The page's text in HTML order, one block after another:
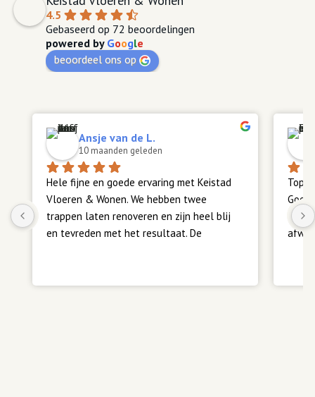
4.5
Gebaseerd op 72 beoordelingen
powered by Google
beoordeel ons op
Ansje van de L.
10 maanden geleden
Hele fijne en goede ervaring met Keistad
Vloeren & Wonen. We hebben twee
trappen laten renoveren en zijn heel blij
en tevreden met het resultaat. De
fijn. Een aanrader.
Top
ook